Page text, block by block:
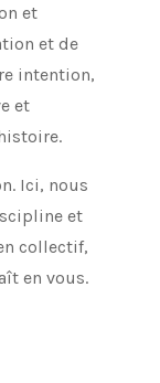
et
et de
intention,
et
Ici, nous
et
collectif,
en vous.